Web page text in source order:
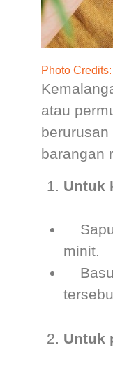
Photo Credits:
atau
barangan
Untuk
minit.
Untuk